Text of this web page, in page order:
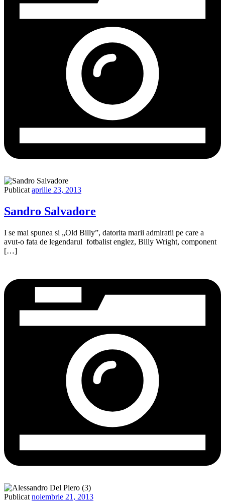
Publicat aprilie 23, 2013
Sandro Salvadore
I se mai spunea si „Old Billy”, datorita marii admiratii pe care a
avut-o fata de legendarul fotbalist englez, Billy Wright, component
[…]
Publicat noiembrie 21, 2013